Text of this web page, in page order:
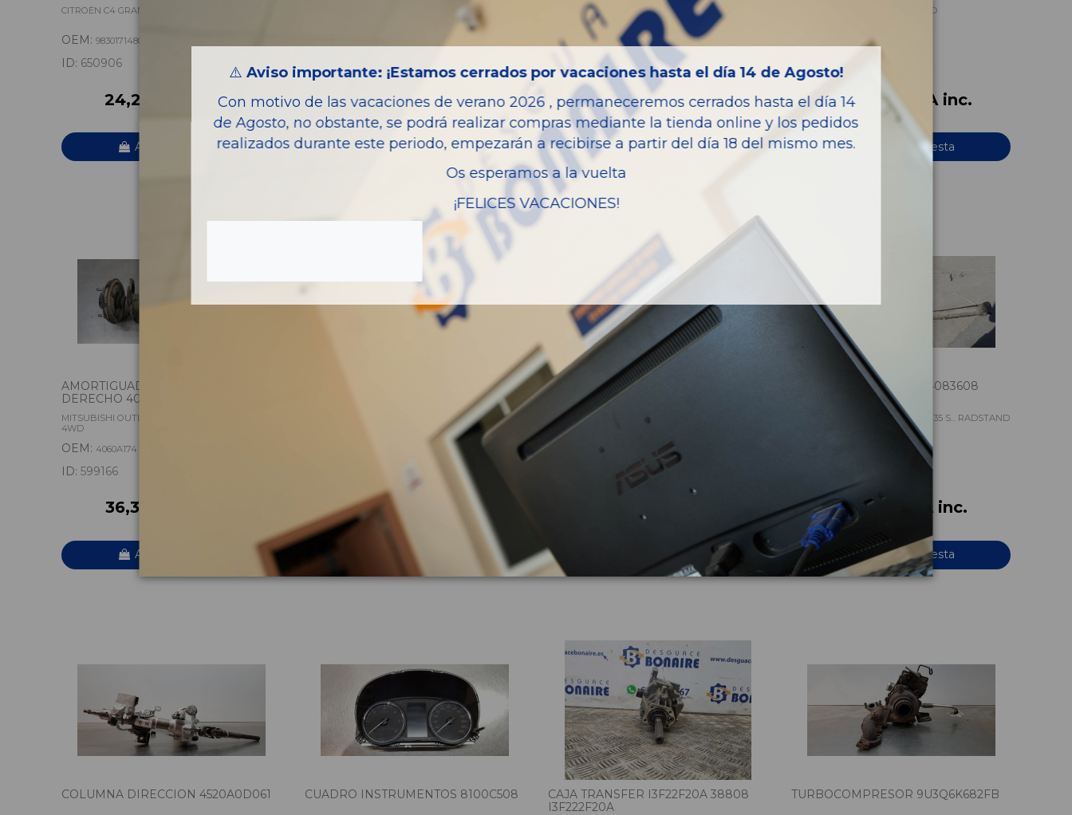
CITROËN C4 GRAND PICASSO FEEL
OEM: 9830171480
ID: 650906
24,20 € IVA inc.
Añadir a la cesta
CITROËN C4 GRAND PICASSO FEEL
48,40 € IVA inc.
Añadir a la cesta
CITROËN C4 GRAND PICASSO FEEL
OEM: 1646346580
650924
240,79 € IVA inc.
Añadir a la cesta
NISSAN TERRANO (WD21) 2.7 TD
464001F201
108,90 € IVA inc.
Añadir a la cesta
AMORTIGUADOR DELANTERO
DERECHO 4060A174
MITSUBISHI OUTLANDER (CW0) CHALLENGE
4WD
OEM: 4060A174
ID: 599166
36,30 € IVA inc.
Añadir a la cesta
72,60 € IVA inc.
Añadir a la cesta
ENFRIADOR EGR 5801365344
IVECO DAILY PR EINZELKABINE 35 S... RADSTAND
3000
5801365344
Añadir a la cesta
BALLESTA TRASERA 504083608
IVECO DAILY PR EINZELKABINE 35 S... RADSTAND
54,45 € IVA inc.
Añadir a la cesta
COLUMNA DIRECCION 4520A0D061 CUADRO INSTRUMENTOS 8100C508
CAJA TRANSFER I3F22F20A 38808
I3F222F20A
TURBOCOMPRESOR 9U3Q6K682FB
⚠️ Aviso importante: ¡Estamos cerrados por vacaciones hasta el día 14 de Agosto!
Con motivo de las vacaciones de verano 2026 , permaneceremos cerrados hasta el día 14
de Agosto, no obstante, se podrá realizar compras mediante la tienda online y los pedidos
realizados durante este periodo, empezarán a recibirse a partir del día 18 del mismo mes.
Os esperamos a la vuelta
¡FELICES VACACIONES!